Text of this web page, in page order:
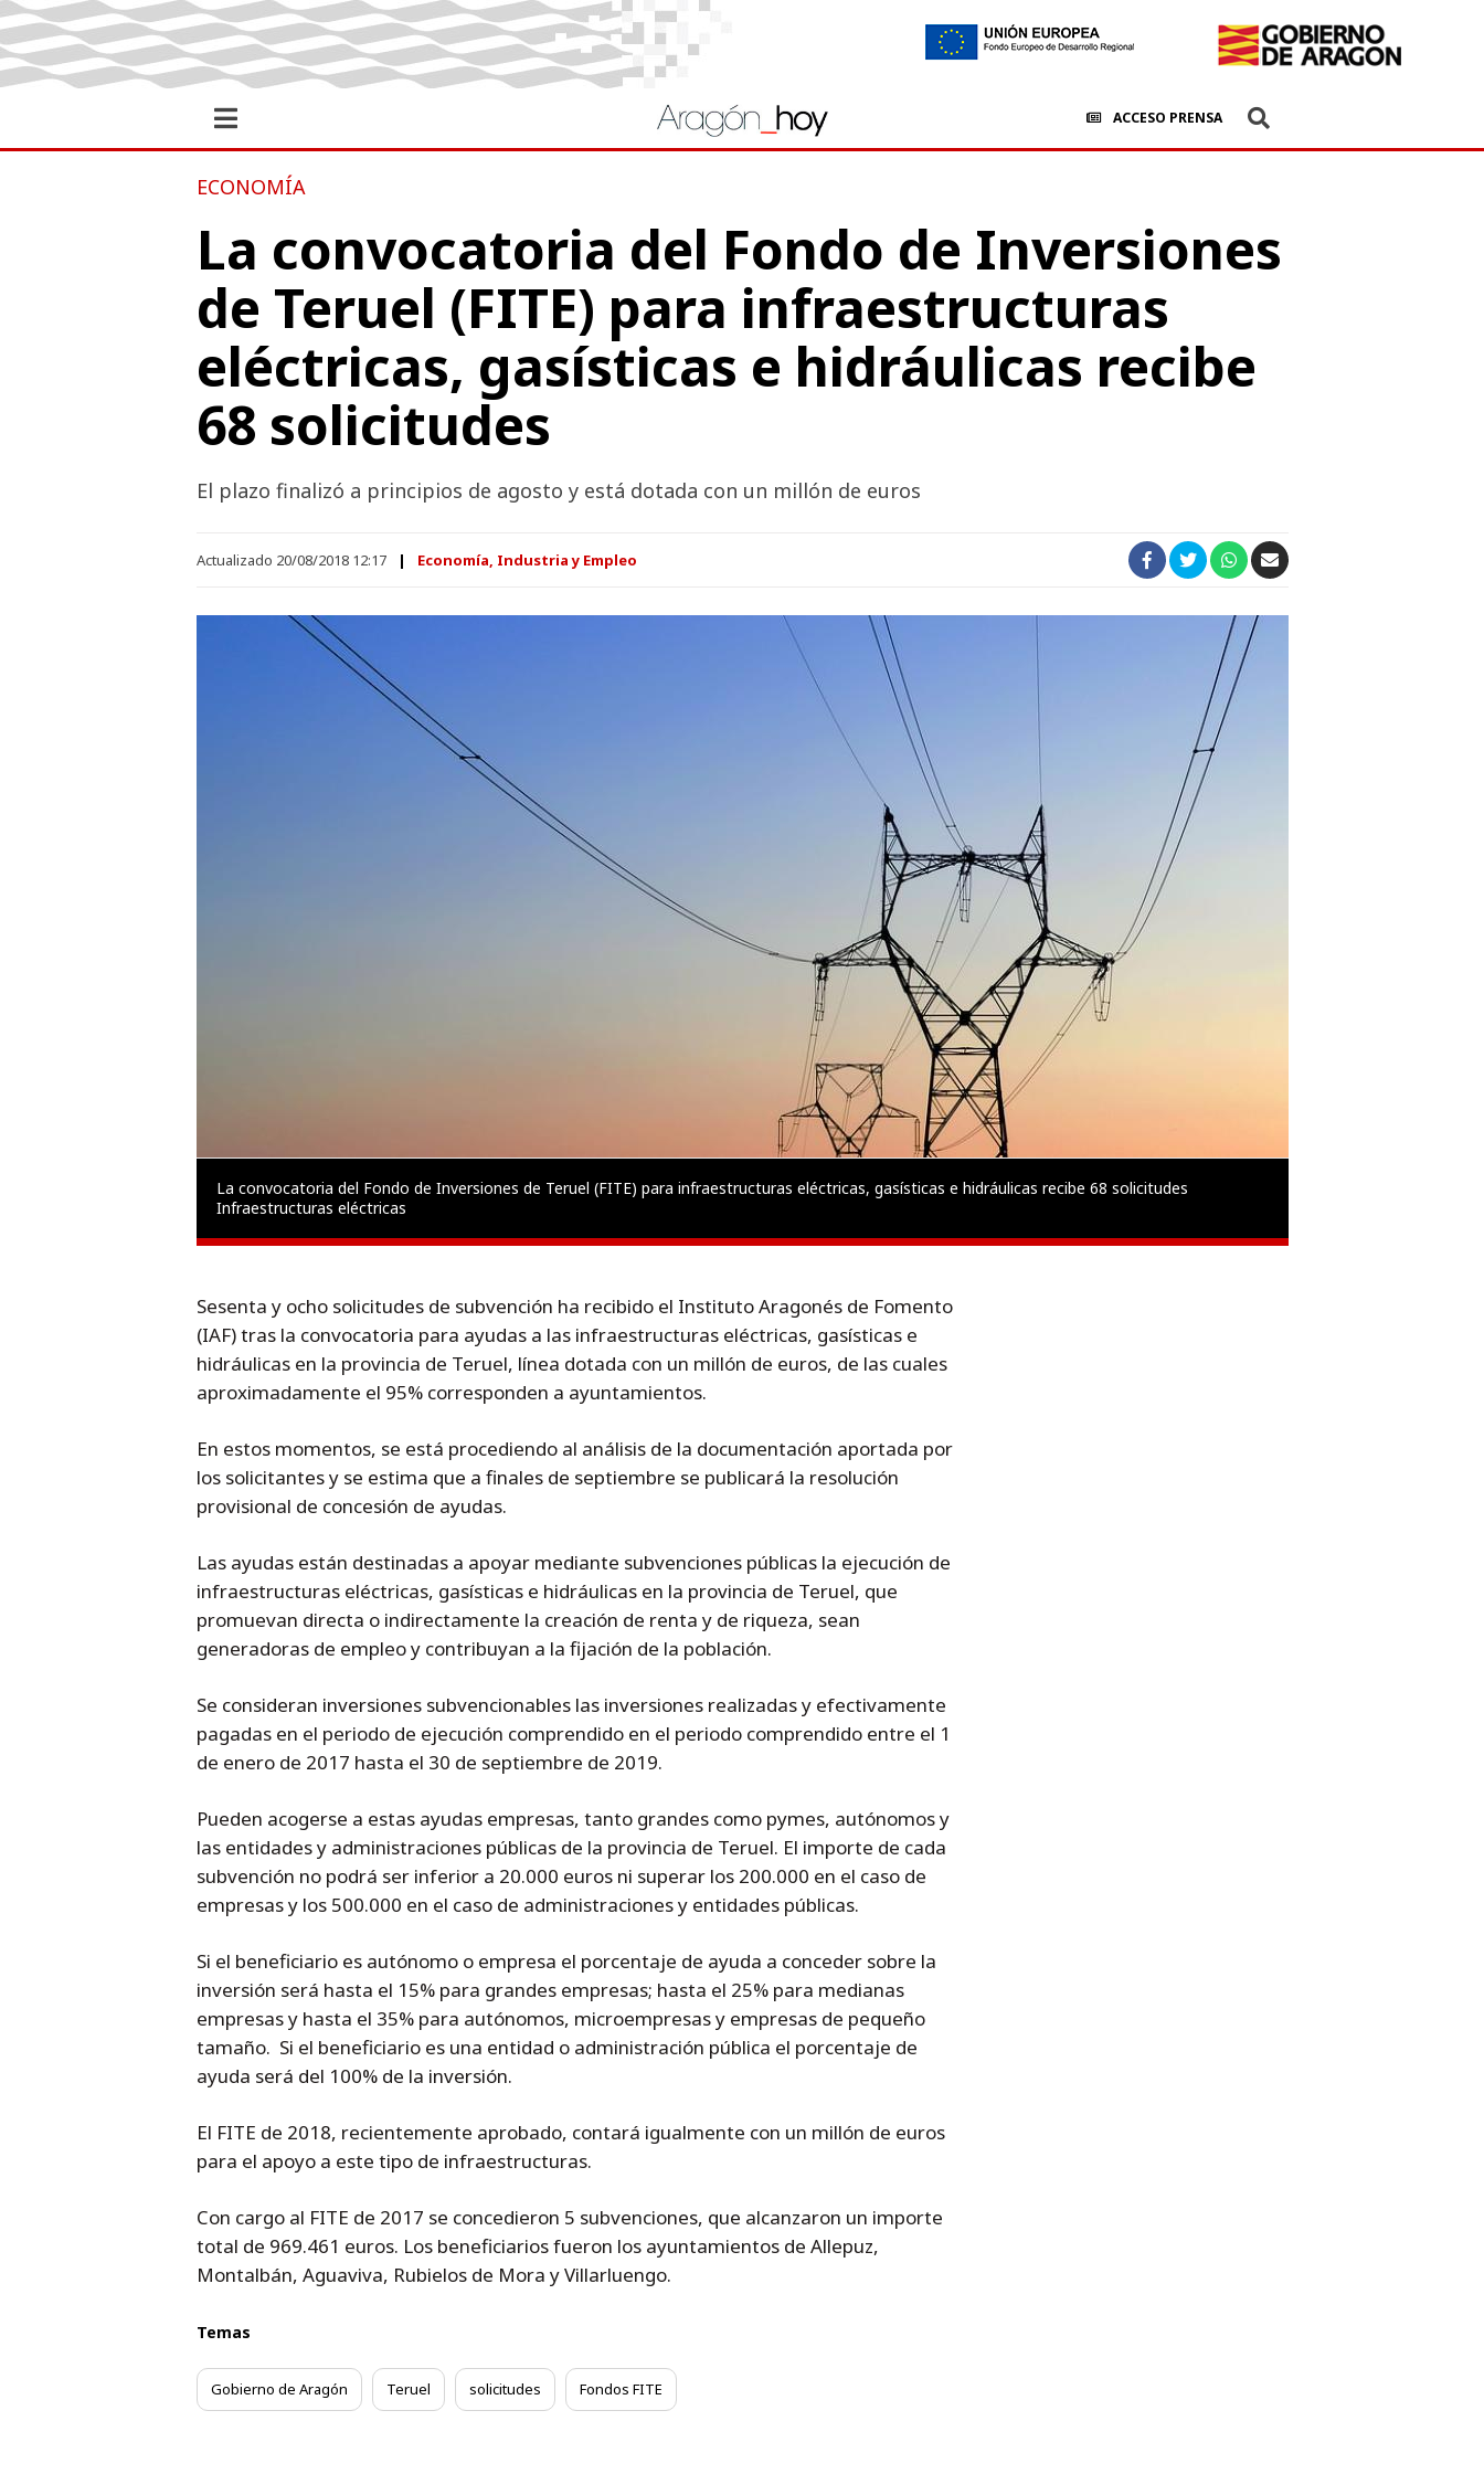
ACCESO PRENSA
ECONOMÍA
La convocatoria del Fondo de Inversiones
de Teruel (FITE) para infraestructuras
eléctricas, gasísticas e hidráulicas recibe
68 solicitudes
El plazo finalizó a principios de agosto y está dotada con un millón de euros
Actualizado 20/08/2018 12:17 Economía, Industria y Empleo
La convocatoria del Fondo de Inversiones de Teruel (FITE) para infraestructuras eléctricas, gasísticas e hidráulicas recibe 68 solicitudes
Infraestructuras eléctricas
Sesenta y ocho solicitudes de subvención ha recibido el Instituto Aragonés de Fomento
(IAF) tras la convocatoria para ayudas a las infraestructuras eléctricas, gasísticas e
hidráulicas en la provincia de Teruel, línea dotada con un millón de euros, de las cuales
aproximadamente el 95% corresponden a ayuntamientos.
En estos momentos, se está procediendo al análisis de la documentación aportada por
los solicitantes y se estima que a finales de septiembre se publicará la resolución
provisional de concesión de ayudas.
Las ayudas están destinadas a apoyar mediante subvenciones públicas la ejecución de
infraestructuras eléctricas, gasísticas e hidráulicas en la provincia de Teruel, que
promuevan directa o indirectamente la creación de renta y de riqueza, sean
generadoras de empleo y contribuyan a la fijación de la población.
Se consideran inversiones subvencionables las inversiones realizadas y efectivamente
pagadas en el periodo de ejecución comprendido en el periodo comprendido entre el 1
de enero de 2017 hasta el 30 de septiembre de 2019.
Pueden acogerse a estas ayudas empresas, tanto grandes como pymes, autónomos y
las entidades y administraciones públicas de la provincia de Teruel. El importe de cada
subvención no podrá ser inferior a 20.000 euros ni superar los 200.000 en el caso de
empresas y los 500.000 en el caso de administraciones y entidades públicas.
Si el beneficiario es autónomo o empresa el porcentaje de ayuda a conceder sobre la
inversión será hasta el 15% para grandes empresas; hasta el 25% para medianas
empresas y hasta el 35% para autónomos, microempresas y empresas de pequeño
tamaño. Si el beneficiario es una entidad o administración pública el porcentaje de
ayuda será del 100% de la inversión.
El FITE de 2018, recientemente aprobado, contará igualmente con un millón de euros
para el apoyo a este tipo de infraestructuras.
Con cargo al FITE de 2017 se concedieron 5 subvenciones, que alcanzaron un importe
total de 969.461 euros. Los beneficiarios fueron los ayuntamientos de Allepuz,
Montalbán, Aguaviva, Rubielos de Mora y Villarluengo.
Temas
Gobierno de Aragón Teruel solicitudes Fondos FITE